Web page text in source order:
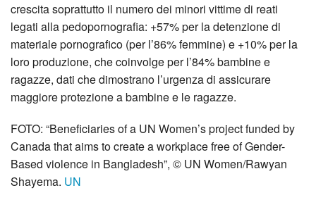
crescita soprattutto il numero dei minori vittime di reati
legati alla pedopornografia: +57% per la detenzione di
materiale pornografico (per l’86% femmine) e +10% per la
loro produzione, che coinvolge per l’84% bambine e
ragazze, dati che dimostrano l’urgenza di assicurare
maggiore protezione a bambine e le ragazze.
FOTO: “Beneficiaries of a UN Women’s project funded by
Canada that aims to create a workplace free of Gender-
Based violence in Bangladesh”, © UN Women/Rawyan
Shayema. UN